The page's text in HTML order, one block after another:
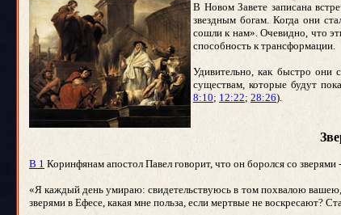
В Новом Завете записана
звездным богам. Когда они
сошли к нам». Очевидно, что
способность к трансформации.
Удивительно, как быстро они
существам, которые будут
8:10; 12:22; 28:26).
В 1 Коринфянам апостол Павел говорит, что он боролся со
«Я каждый день умираю: свидетельствуюсь в том похвалою
зверями в Ефесе, какая мне польза, если мертвые не воскресают?